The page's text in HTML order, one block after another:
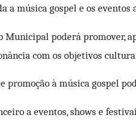
a música gospel e os
Municipal poderá promover,
com os objetivos
promoção à música gospel
a eventos, shows e